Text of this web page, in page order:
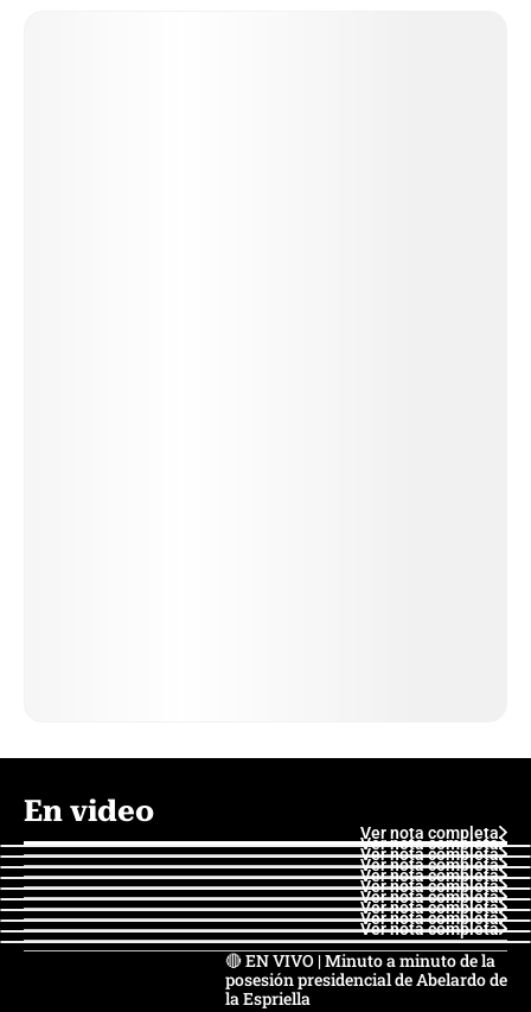
En video
Ver nota completa
Ver nota completa
Ver nota completa
Ver nota completa
Ver nota completa
Ver nota completa
Ver nota completa
Ver nota completa
Ver nota completa
Ver nota completa
🔴 EN VIVO | Minuto a minuto de la
posesión presidencial de Abelardo de
la Espriella